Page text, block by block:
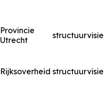
Provincie
Utrecht
structuurvisie
Rijksoverheid structuurvisie